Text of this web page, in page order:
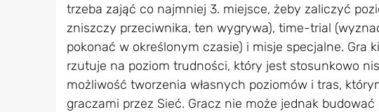
trzeba zająć co najmniej 3. miejsce, żeby zaliczyć
zniszczy przeciwnika, ten wygrywa), time-trial
pokonać w określonym czasie) i misje specjalne. Gra
rzutuje na poziom trudności, który jest stosunkowo
możliwość tworzenia własnych poziomów i tras,
graczami przez Sieć. Gracz nie może jednak